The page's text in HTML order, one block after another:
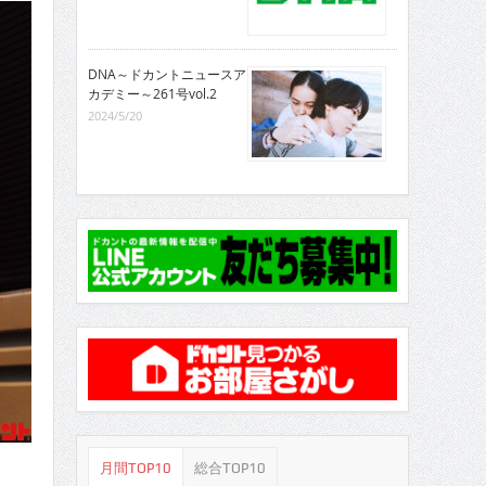
DNA～ドカントニュースア
カデミー～261号vol.2
2024/5/20
月間TOP10 総合TOP10